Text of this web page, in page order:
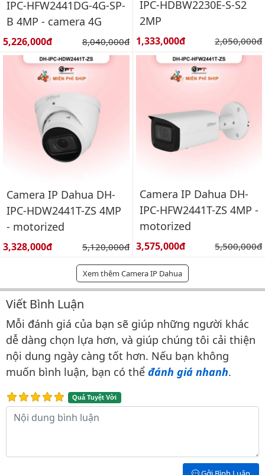
IPC-HFW2441DG-4G-SP-
B 4MP - camera 4G
Giá bán:
5,226,000đ Giá gốc:
8,040,000đ
IPC-HDBW2230E-S-S2
2MP
Giá bán:
1,333,000đ Giá gốc:
2,050,000đ
Camera IP Dahua DH-
IPC-HDW2441T-ZS 4MP
- motorized
Giá bán:
3,328,000đ Giá gốc:
5,120,000đ
Camera IP Dahua DH-
IPC-HFW2441T-ZS 4MP -
motorized
Giá bán:
3,575,000đ Giá gốc:
5,500,000đ
Xem thêm Camera IP Dahua
Bình luận & Đánh giá
Viết Bình Luận
Mỗi đánh giá của bạn sẽ giúp những người khác
dễ dàng chọn lựa hơn, và giúp chúng tôi cải thiện
nội dung ngày càng tốt hơn. Nếu bạn không
muốn bình luận, bạn có thể đánh giá nhanh.
Quá Tuyệt Vời
Nội dung bình luận